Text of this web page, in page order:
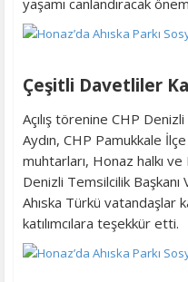
Çeşitli Davetliler
Açılış törenine CHP Denizli
Aydın, CHP Pamukkale
muhtarları, Honaz halkı
Denizli Temsilcilik
Ahıska Türkü vatandaşlar
katılımcılara teşekkür etti.